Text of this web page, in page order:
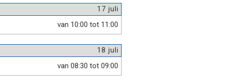
17 juli
van 10:00 tot 11:00
18 juli
van 08:30 tot 09:00